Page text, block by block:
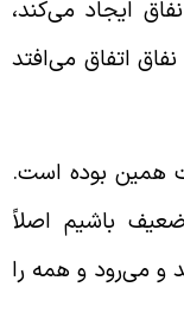
ایجاد می‌کند،
اتفاق می‌افتد
بوده است.
باشیم اصلاً
می‌رود و همه را